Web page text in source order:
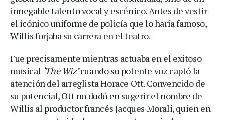
innegable talento vocal y escénico. Antes de vestir
el icónico uniforme de policía que lo haría famoso,
Willis forjaba su carrera en el teatro.
Fue precisamente mientras actuaba en el exitoso
musical ‘The Wiz’cuando su potente voz captó la
atención del arreglista Horace Ott. Convencido de
su potencial, Ott no dudó en sugerir el nombre de
Willis al productor francés Jacques Morali, quien en